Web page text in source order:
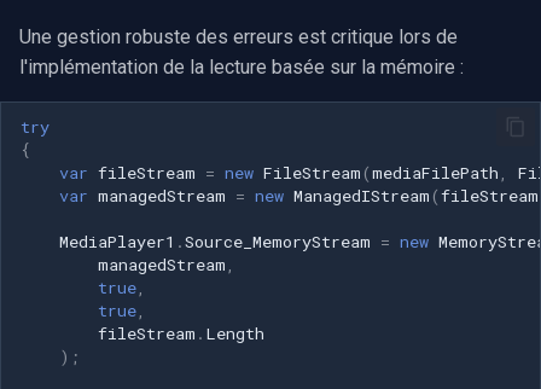
Une gestion robuste des erreurs est critique lors de
l'implémentation de la lecture basée sur la mémoire :
try
{
var fileStream = new FileStream (mediaFilePath
var managedStream = new ManagedIStream (fileStream
MediaPlayer1 .Source_MemoryStream = new
managedStream
true
true
fileStream . Length
);